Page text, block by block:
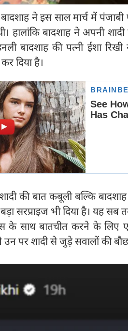
ने इस साल मार्च में
हालांकि बादशाह ने अपनी
बादशाह की पत्नी ईशा
दिया है।
की बात कबूली बल्कि
सरप्राइज भी दिया है। यह
फैंस के साथ बातचीत करने के
पर शादी से जुड़े सवालों की